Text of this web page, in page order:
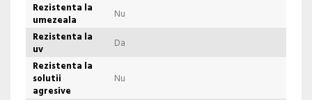
Rezistenta la
umezeala
Nu
Rezistenta la
uv
Da
Rezistenta la
solutii
agresive
Nu